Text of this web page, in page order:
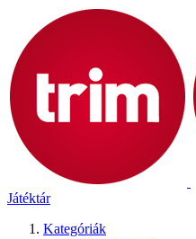
Játéktár
Kategóriák